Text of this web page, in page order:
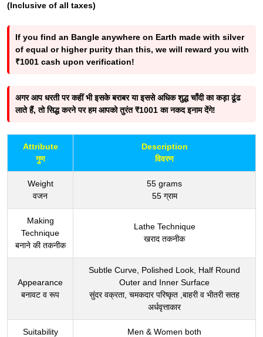
(Inclusive of all taxes)
If you find an Bangle anywhere on Earth made with silver
of equal or higher purity than this, we will reward you with
₹1001 cash upon verification!
अगर आप धरती पर कहीं भी इसके बराबर या इससे अधिक शुद्ध चाँदी का कड़ा ढूंढ
लाते हैं, तो सिद्ध करने पर हम आपको तुरंत ₹1001 का नकद इनाम देंगे!
Attribute
गुण
Description
विवरण
Weight
वजन
55 grams
55 ग्राम
Making
Technique
बनाने की तकनीक
Lathe Technique
खराद तकनीक
Appearance
बनावट व रूप
Subtle Curve, Polished Look, Half Round
Outer and Inner Surface
सुंदर वक्रता, चमकदार परिष्कृत ,बाहरी व भीतरी सतह
अर्धवृत्ताकार
Suitability
Men & Women both